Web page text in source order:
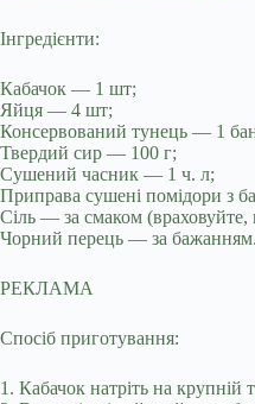
Інгредієнти:
Кабачок — 1 шт;
Яйця — 4 шт;
Консервований тунець — 1
Твердий сир — 100 г;
Сушений часник — 1 ч. л;
Приправа сушені помідори з
Сіль — за смаком (враховуйте,
Чорний перець — за бажанням.
РЕКЛАМА
Спосіб приготування:
1. Кабачок натріть на крупній